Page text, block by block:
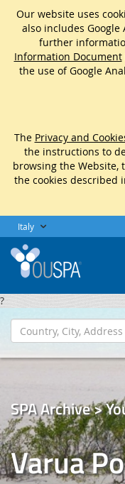
Our website uses
also includes Google
further
Information Document
the use of Google
The Privacy and
the instructions to
browsing the Website,
the cookies described
Italy
?
SPA Archive >
Varua